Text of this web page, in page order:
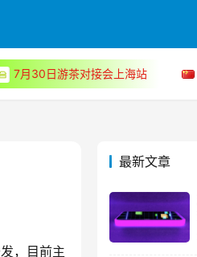
7月30日游茶对接会上海站
，目前主
最新文章